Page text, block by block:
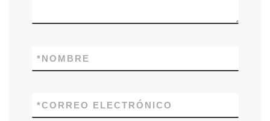
NOMBRE
*
CORREO ELECTRÓNICO
*